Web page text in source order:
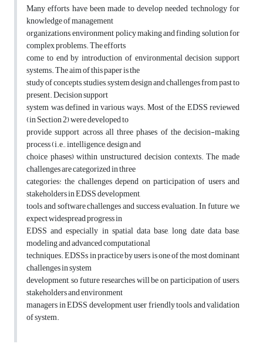
Many efforts have been made to develop needed technology for
knowledge of management
organizations, environment policy making and finding solution for
complex problems. The efforts
come to end by introduction of environmental decision support
systems. The aim of this paper is the
study of concepts, studies, system design and challenges from past to
present. Decision support
system was defined in various ways. Most of the EDSS reviewed
(in Section 2) were developed to
provide support across all three phases of the decision-making
process (i.e., intelligence, design and
choice phases) within unstructured decision contexts. The made
challenges are categorized in three
categories: the challenges depend on participation of users and
stakeholders in EDSS development,
tools and software challenges and success evaluation. In future, we
expect widespread progress in
EDSS and especially in spatial data base, long date data base,
modeling and advanced computational
techniques. EDSSs in practice by users is one of the most dominant
challenges in system
development, so future researches will be on participation of users,
stakeholders and environment
managers in EDSS development, user friendly tools and validation
of system.